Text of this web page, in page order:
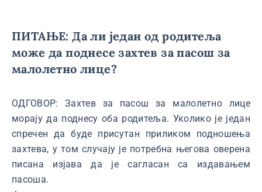
ПИТАЊЕ: Да ли један од родитеља
може да поднесе захтев за пасош за
малолетно лице?
ОДГОВОР: Захтев за пасош за малолетно лице
морају да поднесу оба родитеља. Уколико је један
спречен да буде присутан приликом подношења
захтева, у том случају је потребна његова оверена
писана изјава да је сагласан са издавањем
пасоша.